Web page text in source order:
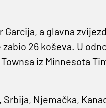
a glavna
26 koševa. U
iz Minnesota
Njemačka,